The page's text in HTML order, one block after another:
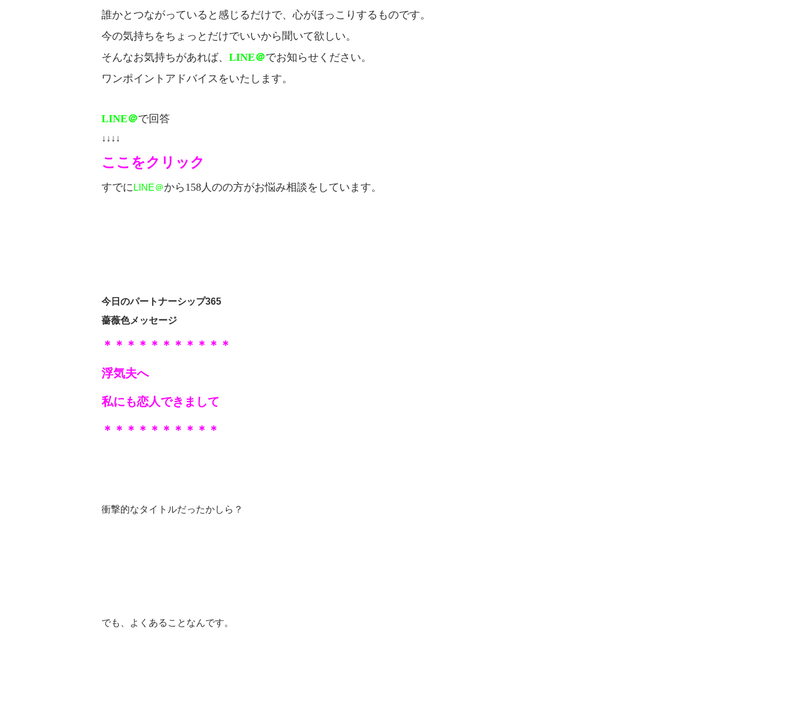
誰かとつながっていると感じるだけで、心がほっこりするものです。
今の気持ちをちょっとだけでいいから 聞いて欲しい。
そんなお気持ちがあれば、 LINE＠でお知らせください。
ワンポイントアドバイスをいたします。
LINE＠で回答
↓↓↓↓
ここをクリック
すでに LINE＠から158人のの方がお悩み相談をしています。
今日のパートナーシップ365
薔薇色メッセージ
＊＊＊＊＊＊＊＊＊＊＊
浮気夫へ
私にも恋人できまして
＊＊＊＊＊＊＊ ＊＊＊
衝撃的なタイトルだったかしら？
でも、よくあることなんです。